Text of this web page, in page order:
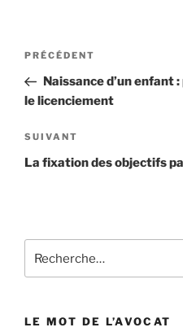
Navigation
l’article
Article
précédent
PRÉCÉDENT
Naissance d’un
le licenciement
Article
suivant
SUIVANT
La fixation des objectifs
pour
LE MOT DE L’AVOCAT